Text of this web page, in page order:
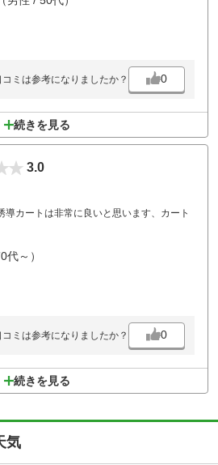
コミは参考になりましたか？ 0
続きを見る
3.0
導カートは非常に良いと思います、カート
代～）
コミは参考になりましたか？ 0
続きを見る
気